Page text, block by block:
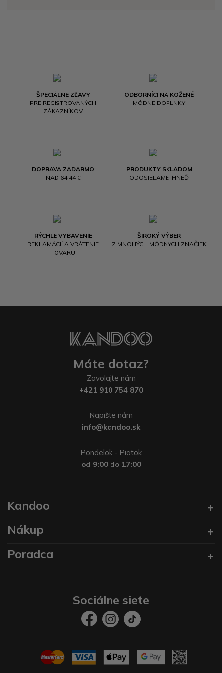
ŠPECIÁLNE ZĽAVY
PRE REGISTROVANÝCH
ZÁKAZNÍKOV
ODBORNÍCI NA KOŽENÉ
MÓDNE DOPLNKY
DOPRAVA ZADARMO
NAD 64.44 €
PRODUKTY SKLADOM
ODOSIELAME IHNEĎ
RÝCHLE VYBAVENIE
REKLAMÁCIÍ A VRÁTENIE
TOVARU
ŠIROKÝ VÝBER
Z MNOHÝCH MÓDNYCH ZNAČIEK
Máte dotaz?
Zavolajte nám
+421 910 754 870
Napište nám
info@kandoo.sk
Pondelok - Piatok
od 9:00 do 17:00
Kandoo
Nákup
Poradca
Sociálne siete